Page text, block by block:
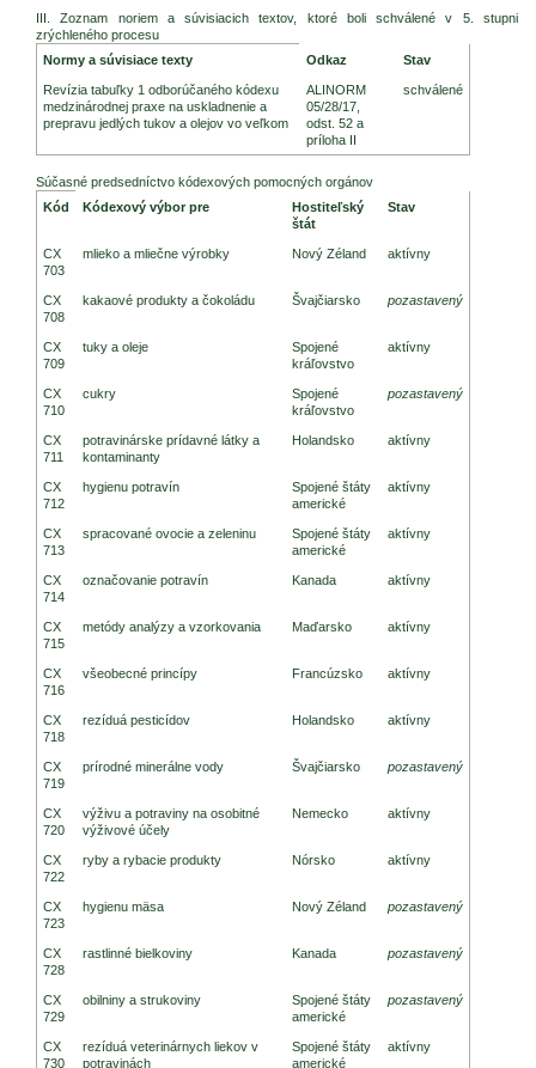
III. Zoznam noriem a súvisiacich textov, ktoré boli schválené v 5. stupni
zrýchleného procesu
Zasadnutie CAC (2005)
Normy a súvisiace texty Odkaz Stav
Revízia tabuľky 1 odborúčaného kódexu
medzinárodnej praxe na uskladnenie a
prepravu jedlých tukov a olejov vo veľkom
ALINORM
05/28/17,
odst. 52 a
príloha II
schválené
Súčasné predsedníctvo kódexových pomocných orgánov
Zasadnutie CAC (2005)
Kód Kódexový výbor pre
Hostiteľský
štát
Stav
CX
703
mlieko a mliečne výrobky Nový Zéland aktívny
CX
708
kakaové produkty a čokoládu Švajčiarsko pozastavený
CX
709
tuky a oleje
Spojené
kráľovstvo
aktívny
CX
710
cukry
Spojené
kráľovstvo
pozastavený
CX
711
potravinárske prídavné látky a
kontaminanty
Holandsko aktívny
CX
712
hygienu potravín
Spojené štáty
americké
aktívny
CX
713
spracované ovocie a zeleninu
Spojené štáty
americké
aktívny
CX
714
označovanie potravín Kanada aktívny
CX
715
metódy analýzy a vzorkovania Maďarsko aktívny
CX
716
všeobecné princípy Francúzsko aktívny
CX
718
rezíduá pesticídov Holandsko aktívny
CX
719
prírodné minerálne vody Švajčiarsko pozastavený
CX
720
výživu a potraviny na osobitné
výživové účely
Nemecko aktívny
CX
722
ryby a rybacie produkty Nórsko aktívny
CX
723
hygienu mäsa Nový Zéland pozastavený
CX
728
rastlinné bielkoviny Kanada pozastavený
CX
729
obilniny a strukoviny
Spojené štáty
americké
pozastavený
CX
730
rezíduá veterinárnych liekov v
potravinách
Spojené štáty
americké
aktívny